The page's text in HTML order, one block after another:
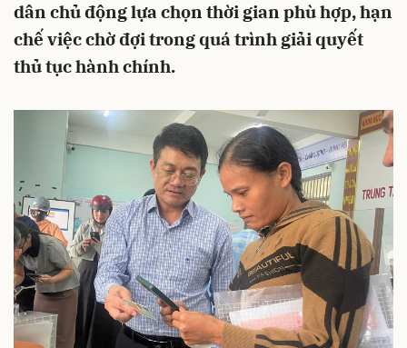
dân chủ động lựa chọn thời gian phù hợp, hạn
chế việc chờ đợi trong quá trình giải quyết
thủ tục hành chính.